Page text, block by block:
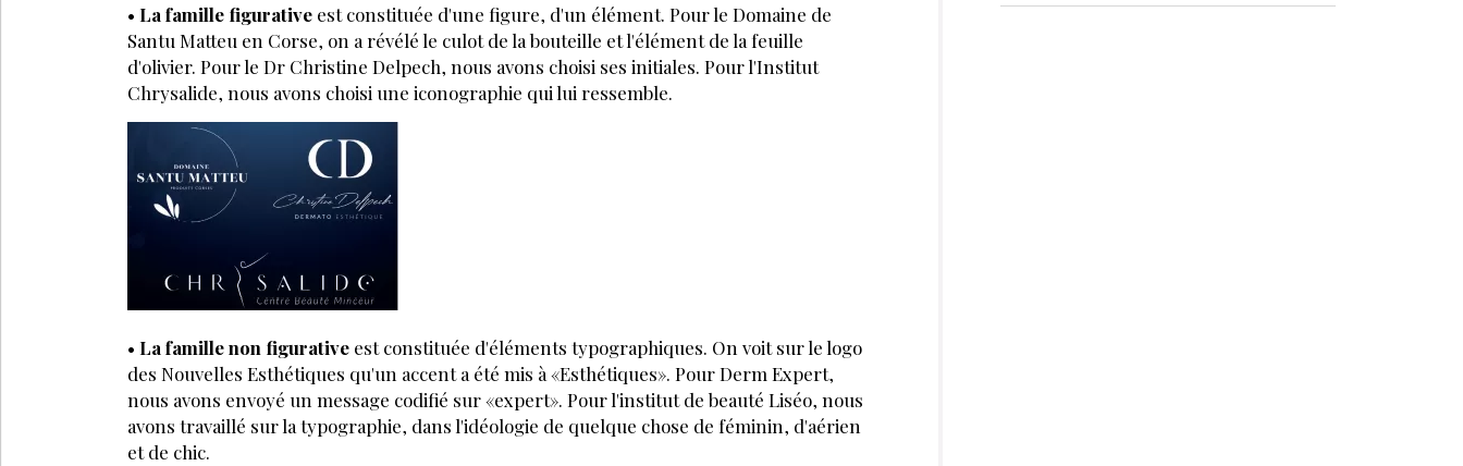
• La famille figurative est constituée d'une figure, d'un élé­ment. Pour le Domaine de
Santu Matteu en Corse, on a révélé le culot de la bouteille et l'élément de la feuille
d'olivier. Pour le Dr Christine Delpech, nous avons choisi ses initiales. Pour l'Institut
Chrysalide, nous avons choisi une iconographie qui lui ressemble.
• La famille non figurative est constituée d'éléments typogra­phiques. On voit sur le logo
des Nouvelles Esthétiques qu'un accent a été mis à «Esthétiques». Pour Derm Expert,
nous avons envoyé un message codifié sur «expert». Pour l'institut de beauté Liséo, nous
avons travaillé sur la typographie, dans l'idéologie de quelque chose de féminin, d'aérien
et de chic.